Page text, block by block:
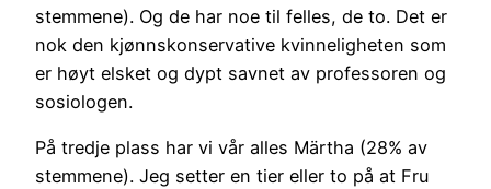
stemmene). Og de har noe til felles, de to. Det er
nok den kjønnskonservative kvinneligheten som
er høyt elsket og dypt savnet av professoren og
sosiologen.
På tredje plass har vi vår alles Märtha (28% av
stemmene). Jeg setter en tier eller to på at Fru